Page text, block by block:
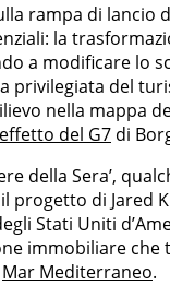
rampa di lancio
la
a modificare lo
privilegiata del
nella mappa
effetto del G7 di
della Sera’,
progetto di Jared
Stati Uniti
immobiliare
Mar Mediterraneo.